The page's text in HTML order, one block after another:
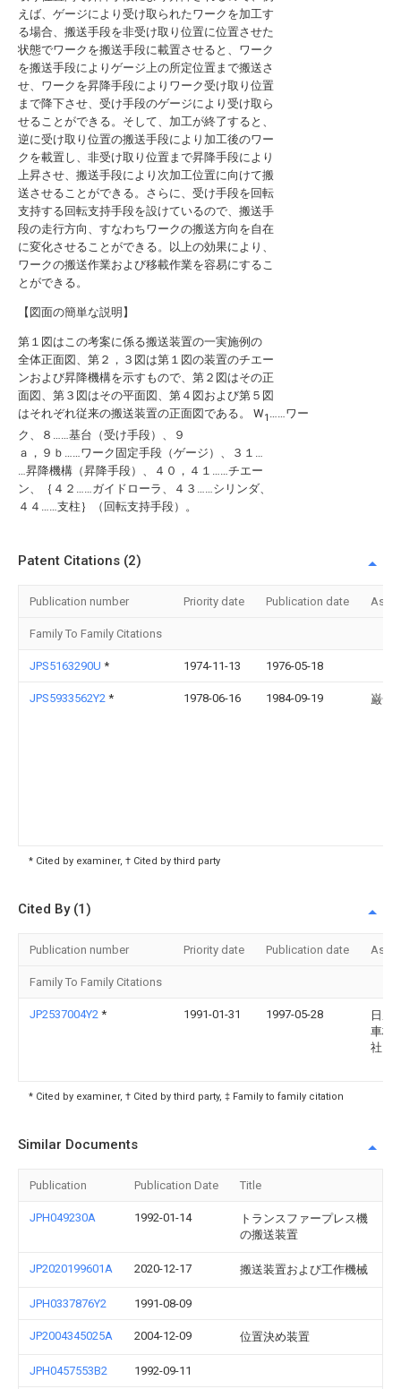
えば、ゲージにより受け取られたワークを加工す
る場合、搬送手段を非受け取り位置に位置させた
状態でワークを搬送手段に載置させると、ワーク
を搬送手段によりゲージ上の所定位置まで搬送さ
せ、ワークを昇降手段によりワーク受け取り位置
まで降下させ、受け手段のゲージにより受け取ら
せることができる。そして、加工が終了すると、
逆に受け取り位置の搬送手段により加工後のワー
クを載置し、非受け取り位置まで昇降手段により
上昇させ、搬送手段により次加工位置に向けて搬
送させることができる。さらに、受け手段を回転
支持する回転支持手段を設けているので、搬送手
段の走行方向、すなわちワークの搬送方向を自在
に変化させることができる。以上の効果により、
ワークの搬送作業および移載作業を容易にするこ
とができる。
【図面の簡単な説明】
第１図はこの考案に係る搬送装置の一実施例の
全体正面図、第２，３図は第１図の装置のチエー
ンおよび昇降機構を示すもので、第２図はその正
面図、第３図はその平面図、第４図および第５図
はそれぞれ従来の搬送装置の正面図である。 W1
……ワー
ク、８……基台（受け手段）、９
ａ，９ｂ……ワーク固定手段（ゲージ）、３１…
…昇降機構（昇降手段）、４０，４１……チエー
ン、｛４２……ガイドローラ、４３……シリンダ、
４４……支柱｝（回転支持手段）。
Patent Citations (2)
Publication number Priority date Publication date
Family To Family Citations
JPS5163290U * 1974-11-13 1976-05-18
JPS5933562Y2 * 1978-06-16 1984-09-19 巌一
* Cited by examiner, † Cited by third party
Cited By (1)
Publication number Priority date Publication date
Family To Family Citations
JP2537004Y2 * 1991-01-31 1997-05-28
日産
車株
社
* Cited by examiner, † Cited by third party, ‡ Family to family citation
Similar Documents
Publication Publication Date Title
JPH049230A 1992-01-14
トランスファープレス機
の搬送装置
JP2020199601A 2020-12-17 搬送装置および工作機械
JPH0337876Y2 1991-08-09
JP2004345025A 2004-12-09 位置決め装置
JPH0457553B2 1992-09-11